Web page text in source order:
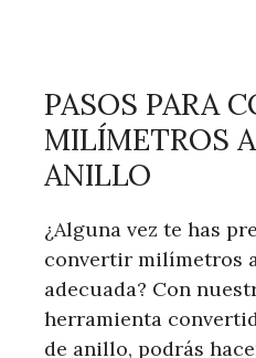
PASOS PARA
MILÍMETROS
ANILLO
¿Alguna vez te has
convertir milímetros
adecuada? Con
herramienta
de anillo, podrás